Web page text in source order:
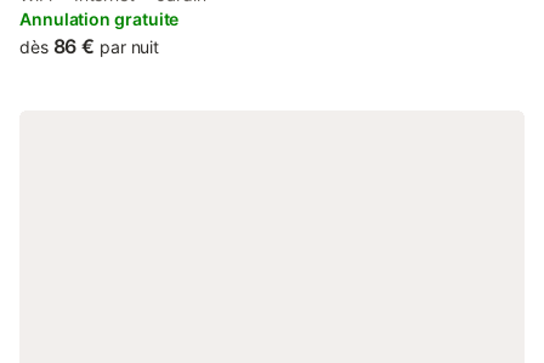
breakfast. The accommodation is non-smoking.
Annulation gratuite
dès 86 € par nuit